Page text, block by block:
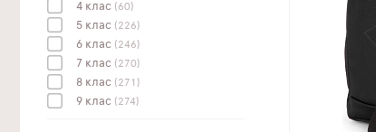
4 клас (60)
5 клас (226)
6 клас (246)
7 клас (270)
8 клас (271)
9 клас (274)